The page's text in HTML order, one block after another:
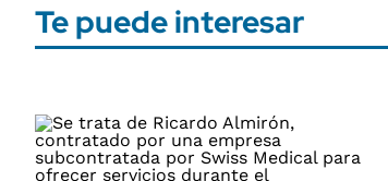
Te puede interesar